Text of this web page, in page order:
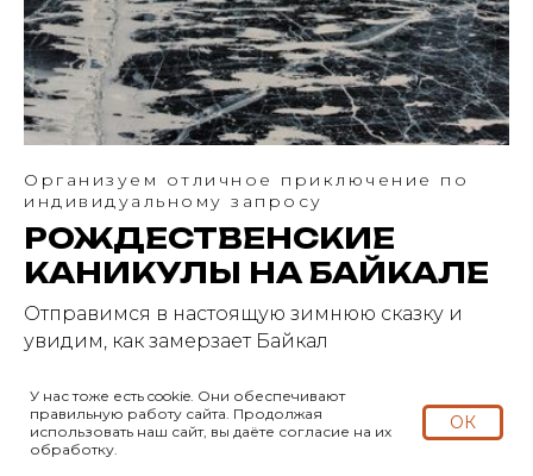
Организуем отличное приключение по
индивидуальному запросу
РОЖДЕСТВЕНСКИЕ
КАНИКУЛЫ НА БАЙКАЛЕ
Отправимся в настоящую зимнюю сказку и
увидим, как замерзает Байкал
COMING SOON
У нас тоже есть cookie. Они обеспечивают
правильную работу сайта. Продолжая
использовать наш сайт, вы даёте согласие на их
обработку.
ОК